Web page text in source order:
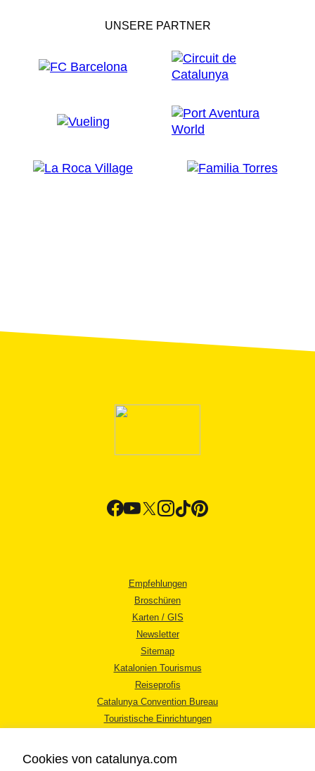
UNSERE PARTNER
Empfehlungen
Broschüren
Karten / GIS
Newsletter
Sitemap
Katalonien Tourismus
Reiseprofis
Catalunya Convention Bureau
Touristische Einrichtungen
Cookies von catalunya.com